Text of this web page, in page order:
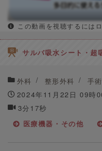
この動画を視聴するには
サルバ吸水シート・超
外科 整形外科
手
2024年11月22日 09時
3分17秒
医療機器・その他